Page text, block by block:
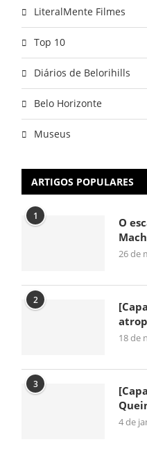
LiteralMente Filmes
Top 10
Diários de Belorihills
Belo Horizonte
Museus
ARTIGOS POPULARES
1
O
26 de
2
18 de
3
4 de